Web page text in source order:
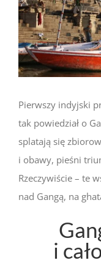
Pierwszy indyjski
tak powiedział o
splatają się
i obawy, pieśni
Rzeczywiście – te
nad Gangą, na
i